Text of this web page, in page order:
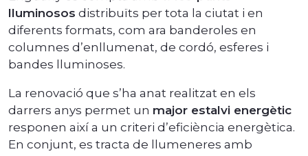
lluminosos distribuïts per tota la ciutat i en
diferents formats, com ara banderoles en
columnes d’enllumenat, de cordó, esferes i
bandes lluminoses.
La renovació que s’ha anat realitzat en els
darrers anys permet un major estalvi energètic
responen així a un criteri d’eficiència energètica.
En conjunt, es tracta de llumeneres amb